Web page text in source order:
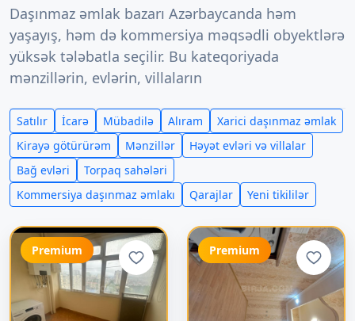
Daşınmaz əmlak bazarı Azərbaycanda həm
yaşayış, həm də kommersiya məqsədli obyektlərə
yüksək tələbatla seçilir. Bu kateqoriyada
mənzillərin, evlərin, villaların
Satılır İcarə Mübadilə Alıram
Xarici daşınmaz əmlak
Kirayə götürürəm
Mənzillər
Həyət evləri və villalar
Bağ evləri
Torpaq sahələri
Kommersiya daşınmaz əmlakı
Qarajlar Yeni tikililər
Premium Premium